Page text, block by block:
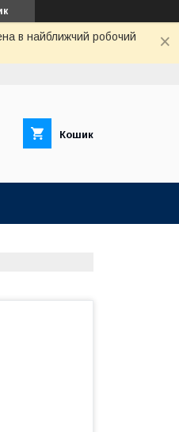
в найближчий робочий
Кошик